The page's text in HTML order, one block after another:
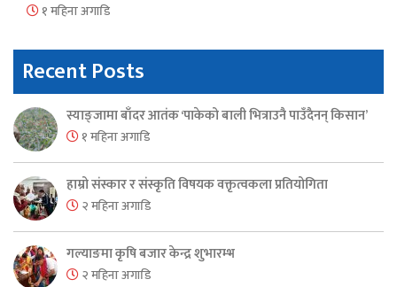
१ महिना अगाडि
Recent Posts
स्याङ्जामा बाँदर आतंक ‘पाकेको बाली भित्राउनै पाउँदैनन् किसान’
१ महिना अगाडि
हाम्रो संस्कार र संस्कृति विषयक वक्तृत्वकला प्रतियोगिता
२ महिना अगाडि
गल्याङमा कृषि बजार केन्द्र शुभारम्भ
२ महिना अगाडि